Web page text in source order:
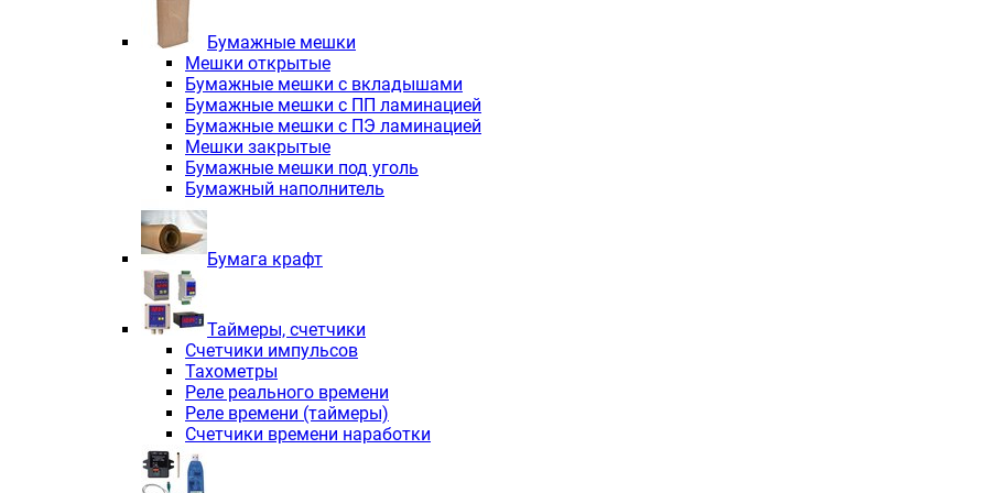
Электродвигатели асинхронные трёхфазные с тормозом INNOVARI
Электродвигатели асинхронные трёхфазные взрывозащищенные INNOVARI
Трехфазные асинхронные электродвигатели INNORED
Независимая вентиляция INNORED
Взрывозащищенная независимая вентиляция INNOVARI
Одноступенчатые цилиндрические редукторы INNORED
Экономичные червячные редукторы INNORED в квадратном корпусе
Компактные мотор-редукторы INNORED
Компактные мотор-редукторы INNORED MC
Вибраторы INNORED
Вариаторы INNORED
Бумажные мешки
Мешки открытые
Бумажные мешки с вкладышами
Бумажные мешки с ПП ламинацией
Бумажные мешки с ПЭ ламинацией
Мешки закрытые
Бумажные мешки под уголь
Бумажный наполнитель
Бумага крафт
Таймеры, счетчики
Счетчики импульсов
Тахометры
Реле реального времени
Реле времени (таймеры)
Счетчики времени наработки